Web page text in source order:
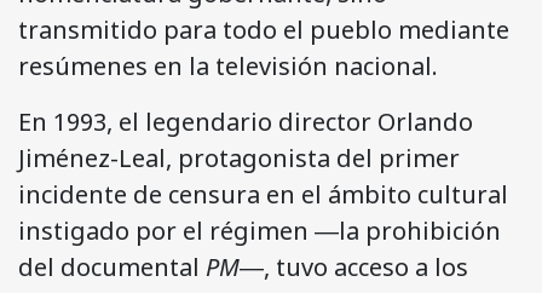
transmitido para todo el pueblo mediante
resúmenes en la televisión nacional.
En 1993, el legendario director Orlando
Jiménez-Leal, protagonista del primer
incidente de censura en el ámbito cultural
instigado por el régimen ―la prohibición
del documental PM―, tuvo acceso a los